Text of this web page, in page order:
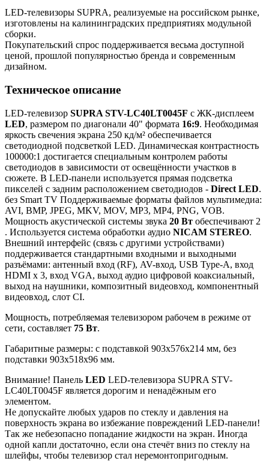
LED-телевизоры SUPRA, реализуемые на российском рынке,
изготовлены на калининградских предприятиях модульной
сборки.
Покупательский спрос поддерживается весьма доступной
ценой, прошлой популярностью бренда и современным
дизайном.
Техническое описание
LED-телевизор SUPRA STV-LC40LT0045F с ЖК-дисплеем
LED, размером по диагонали 40" формата 16:9. Необходимая
яркость свечения экрана 250 кд/м² обеспечивается
светодиодной подсветкой LED. Динамическая контрастность
100000:1 достигается специальным контролем работы
светодиодов в зависимости от освещённости участков в
сюжете. В LED-панели используется прямая подсветка
пикселей с задним расположением светодиодов - Direct LED.
без Smart TV Поддерживаемые форматы файлов мультимедиа:
AVI, BMP, JPEG, MKV, MOV, MP3, MP4, PNG, VOB.
Мощность акустической системы звука 20 Вт обеспечивают 2
. Используется система обработки аудио NICAM STEREO.
Внешний интерфейс (связь с другими устройствами)
поддерживается стандартными входными и выходными
разъёмами: антенный вход (RF), AV-вход, USB Type-A, вход
HDMI x 3, вход VGA, выход аудио цифровой коаксиальный,
выход на наушники, композитный видеовход, компонентный
видеовход, слот CI.
Мощность, потребляемая телевизором рабочем в режиме от
сети, составляет 75 Вт.
Габаритные размеры: с подставкой 903x576x214 мм, без
подставки 903x518x96 мм.
Внимание! Панель LED LED-телевизора SUPRA STV-
LC40LT0045F является дорогим и ненадёжным его
элементом.
Не допускайте любых ударов по стеклу и давления на
поверхность экрана во избежание повреждений LED-панели!
Так же небезопасно попадание жидкости на экран. Иногда
одной капли достаточно, если она стечёт вниз по стеклу на
шлейфы, чтобы телевизор стал неремонтопригодным.